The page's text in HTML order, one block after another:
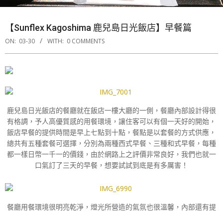
【Sunflex Kagoshima 鹿兒島日光飯店】早餐篇
ON: 03-30 WITH: 0 COMMENTS
鹿兒島日光飯店的餐廳就在飯店一樓大廳的一側，餐廳內部設計得很
有格調，予人高優質感的用餐環境，讓住客可以有個一天好的開始，
飯店早餐的提供時間是早上七點到十點，餐點是以套餐的方式供應，
總共有五種套餐可選擇，分別為兩種西式早餐、三種和式早餐，每種
都一樣日幣一千一的價錢，由於網路上之評價非常良好，我們也就一
口氣訂了三天的早餐，想要試試到底是有多厲害！
餐廳用餐環境很明亮乾淨，燈光所營造的氣氛也很溫馨，內部還有提